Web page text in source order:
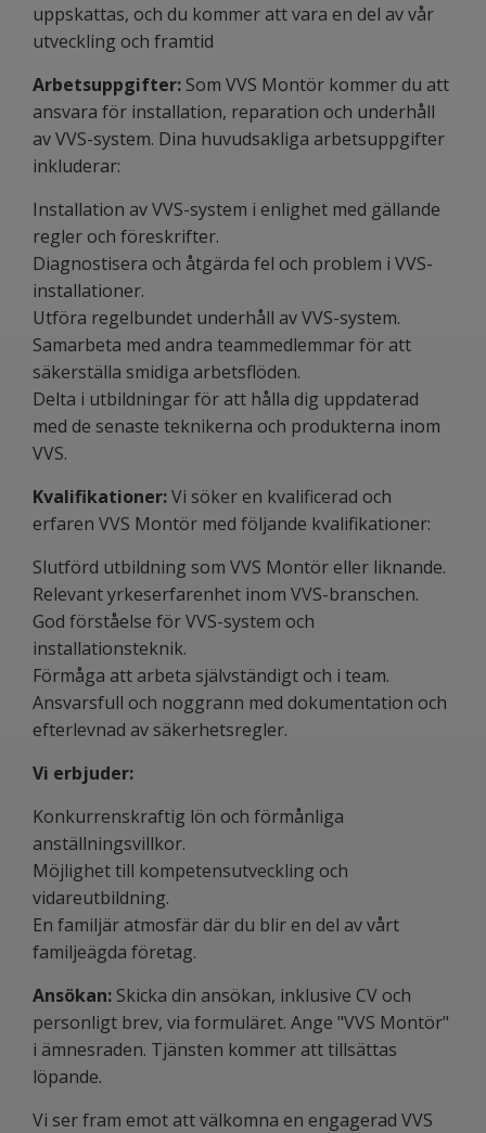
uppskattas, och du kommer att vara en del av vår
utveckling och framtid
Arbetsuppgifter: Som VVS Montör kommer du att
ansvara för installation, reparation och underhåll
av VVS-system. Dina huvudsakliga arbetsuppgifter
inkluderar:
Installation av VVS-system i enlighet med gällande
regler och föreskrifter.
Diagnostisera och åtgärda fel och problem i VVS-
installationer.
Utföra regelbundet underhåll av VVS-system.
Samarbeta med andra teammedlemmar för att
säkerställa smidiga arbetsflöden.
Delta i utbildningar för att hålla dig uppdaterad
med de senaste teknikerna och produkterna inom
VVS.
Kvalifikationer:Vi söker en kvalificerad och
erfaren VVS Montör med följande kvalifikationer:
Slutförd utbildning som VVS Montör eller liknande.
Relevant yrkeserfarenhet inom VVS-branschen.
God förståelse för VVS-system och
installationsteknik.
Förmåga att arbeta självständigt och i team.
Ansvarsfull och noggrann med dokumentation och
efterlevnad av säkerhetsregler.
Vi erbjuder:
Konkurrenskraftig lön och förmånliga
anställningsvillkor.
Möjlighet till kompetensutveckling och
vidareutbildning.
En familjär atmosfär där du blir en del av vårt
familjeägda företag.
Ansökan: Skicka din ansökan, inklusive CV och
personligt brev, via formuläret. Ange "VVS Montör"
i ämnesraden. Tjänsten kommer att tillsättas
löpande.
Vi ser fram emot att välkomna en engagerad VVS